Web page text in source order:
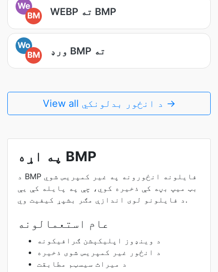
We
BM
WEBP ته BMP
Wo
BM
ورډ BMP ته
View all د انځور بدلونکي →
په اړه BMP
د BMP فایلونه انځورونه په غیر کمپریس شوي
بټ میپ بڼه کې ذخیره کوي، چې په پایله کې یې
د فایلونو لوی اندازې مګر بشپړ کیفیت وي.
عام استعمالونه
د وینډوز اپلیکېشن ګرافیکونه
د انځور غیر کمپریس شوی ذخیره
د میراث سیسټم مطابقت